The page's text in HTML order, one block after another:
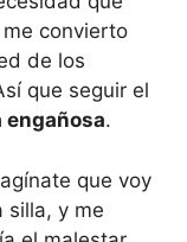
convierto
de los
que seguir el
engañosa.
que voy
silla, y me